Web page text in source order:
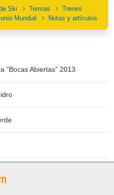
Ski Termas
Trenes
Mundial Notas y artículos
“Bocas Abiertas” 2013